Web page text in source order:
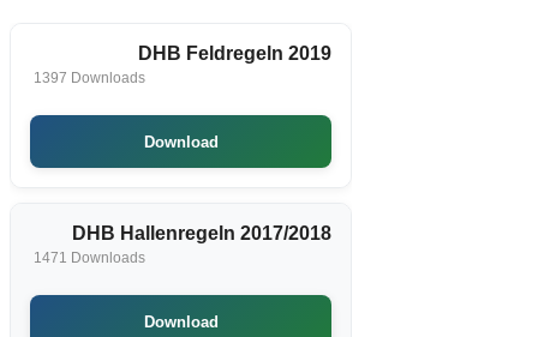
DHB Feldregeln 2019
1397 Downloads
Download
DHB Hallenregeln 2017/2018
1471 Downloads
Download